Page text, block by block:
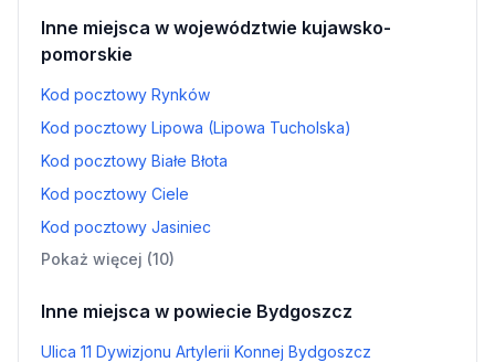
Inne miejsca w województwie kujawsko-
pomorskie
Kod pocztowy Rynków
Kod pocztowy Lipowa (Lipowa Tucholska)
Kod pocztowy Białe Błota
Kod pocztowy Ciele
Kod pocztowy Jasiniec
Pokaż więcej (10)
Inne miejsca w powiecie Bydgoszcz
Ulica 11 Dywizjonu Artylerii Konnej Bydgoszcz